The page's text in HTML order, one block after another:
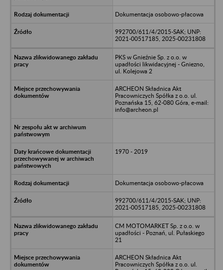
Dokumentacja osobowo-płacowa
992700/611/4/2015-SAK; UNP:
2021-00517185, 2025-00231808
PKS w Gnieźnie Sp. z o.o. w
upadłości likwidacyjnej - Gniezno,
ul. Kolejowa 2
ARCHEON Składnica Akt
Pracowniczych Spółka z o.o. ul.
Poznańska 15, 62-080 Góra, e-mail:
info@archeon.pl
1970 - 2019
Dokumentacja osobowo-płacowa
992700/611/4/2015-SAK; UNP:
2021-00517185, 2025-00231808
CM MOTOMARKET Sp. z o.o. w
upadłości - Poznań, ul. Pułaskiego
21
ARCHEON Składnica Akt
Pracowniczych Spółka z o.o. ul.